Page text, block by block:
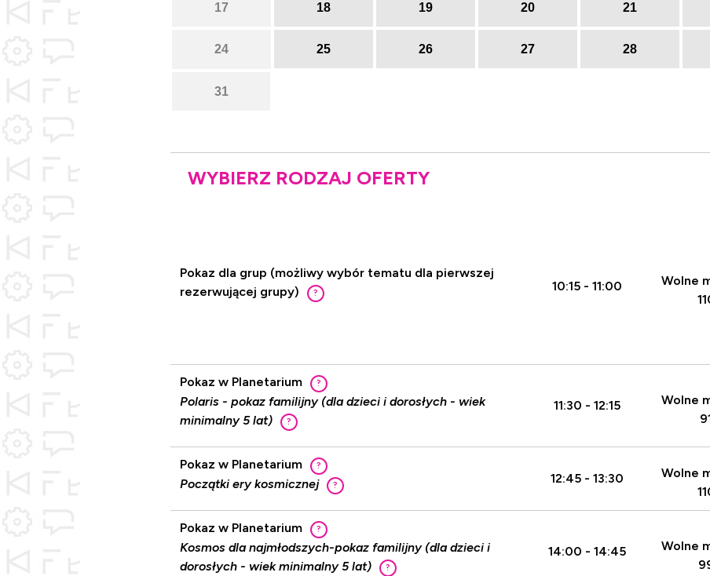
17 18 19 20 21
24 25 26 27 28
31
WYBIERZ RODZAJ OFERTY
Pokaz dla grup (możliwy wybór tematu dla pierwszej
rezerwującej grupy)
? 10:15 - 11:00
Wolne
Pokaz w Planetarium ?
Polaris - pokaz familijny (dla dzieci i dorosłych - wiek
minimalny 5 lat)
?
11:30 - 12:15
Wolne
Pokaz w Planetarium ?
Początki ery kosmicznej ? 12:45 - 13:30
Wolne
Pokaz w Planetarium ?
Kosmos dla najmłodszych-pokaz familijny (dla dzieci i
dorosłych - wiek minimalny 5 lat)
?
14:00 - 14:45
Wolne